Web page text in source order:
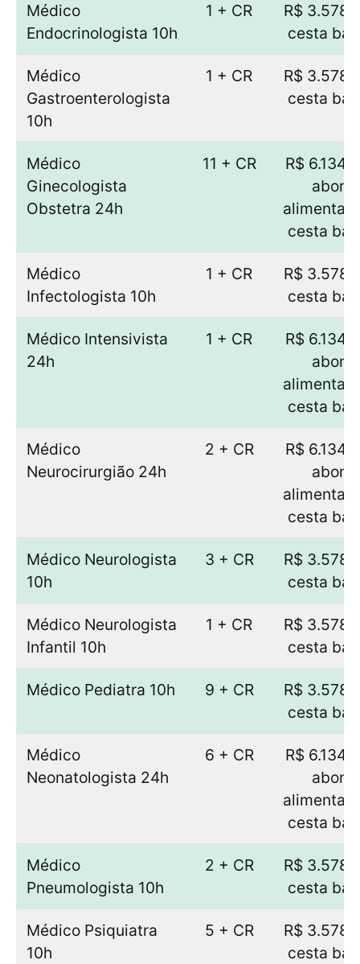
Médico
Endocrinologista 10h
1 + CR
R$
cesta
Médico
Gastroenterologista
10h
1 + CR
R$
cesta
Médico
Ginecologista
Obstetra 24h
11 + CR
R$
abono
cesta
Médico
Infectologista 10h
1 + CR
R$
cesta
Médico Intensivista
24h
1 + CR
R$
abono
cesta
Médico
Neurocirurgião 24h
2 + CR
R$
abono
cesta
Médico Neurologista
10h
3 + CR
R$
cesta
Médico Neurologista
Infantil 10h
1 + CR
R$
cesta
Médico Pediatra 10h 9 + CR
R$
cesta
Médico
Neonatologista 24h
6 + CR
R$
abono
cesta
Médico
Pneumologista 10h
2 + CR
R$
cesta
Médico Psiquiatra
10h
5 + CR
R$
cesta